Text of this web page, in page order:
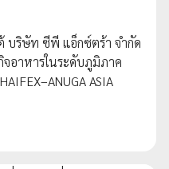
บริษัท ซีพี แอ็กซ์ตร้า จำกัด
อาหารในระดับภูมิภาค
ASIA